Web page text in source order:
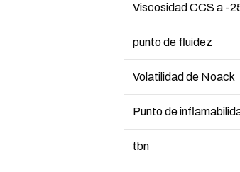
Viscosidad CCS a -
punto de fluidez
Volatilidad de Noack
Punto de
tbn